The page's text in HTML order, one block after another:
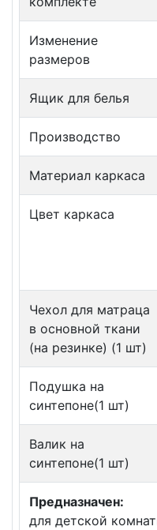
Изменение
размеров
Ящик для белья
Производство
Материал каркаса
Цвет каркаса
Чехол для матраца
в основной ткани
(на резинке) (1 шт)
Подушка на
синтепоне(1 шт)
Валик на
синтепоне(1 шт)
Предназначен:
для детской